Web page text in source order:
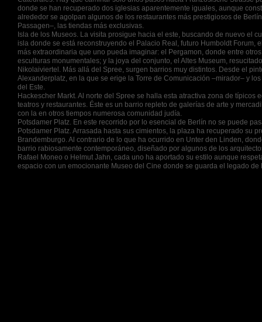
donde se han recuperado dos iglesias aparentemente iguales, aunque
alrededor se agolpan algunos de los restaurantes más prestigiosos de
Passagen–, las tiendas más exclusivas.
Isla de los Museos. La visita prosigue hacia el este, buscando de nuevo el
isla donde se está reconstruyendo el Palacio Real, futuro Humboldt
más extraordinaria que uno pueda imaginar: el Pergamon, donde entre
esculturas monumentales; y la joya del conjunto, el Altes Museum,
Nikolaiviertel. Más allá del Spree, surgen barrios muy distintos. Desde el
Alexanderplatz, en la que se erige la Torre de Comunicación –mirador– y
del Este.
Hackescher Markt. Al norte del Spree se halla esta atractiva zona de
teatros y restaurantes. Éste es un barrio repleto de galerías de arte y
con la en otros tiempos numerosa comunidad judía.
Potsdamer Platz. En este recorrido por lo esencial de Berlín no se puede
Potsdamer Platz. Arrasada hasta sus cimientos, la plaza ha recuperado su
Brandemburgo. Al contrario de lo que ha ocurrido en Unter den Linden,
barrio rabiosamente contemporáneo, diseñado por algunos de los
Rafael Moneo o Helmut Jahn, cada uno ha aportado su estilo aunque
espacio con un emocionante Museo del Cine donde se guarda el legado